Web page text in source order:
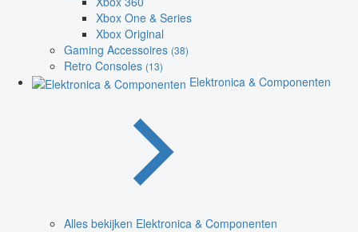
Xbox One & Series
Xbox Original
Gaming Accessoires (38)
Retro Consoles (13)
Elektronica & Componenten
Alles bekijken Elektronica & Componenten